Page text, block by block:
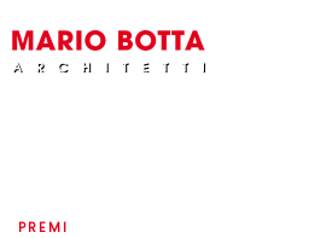
PREMI